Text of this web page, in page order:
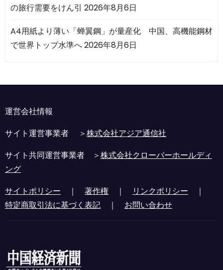
の旅行需要をけん引 2026年8月6日
A4用紙より薄い「蝉翼鋼」が量産化 中国、高機能鋼材
で世界トップ水準へ2026年8月6日
運営会社情報
サイト運営事業者 ＞株式会社アジア通信社
サイト共同運営事業者 ＞株式会社クローバーホールディ
ング
サイトポリシー ｜ 著作権 ｜ リンクポリシー ｜
特定商取引法に基づく表記 ｜ お問い合わせ